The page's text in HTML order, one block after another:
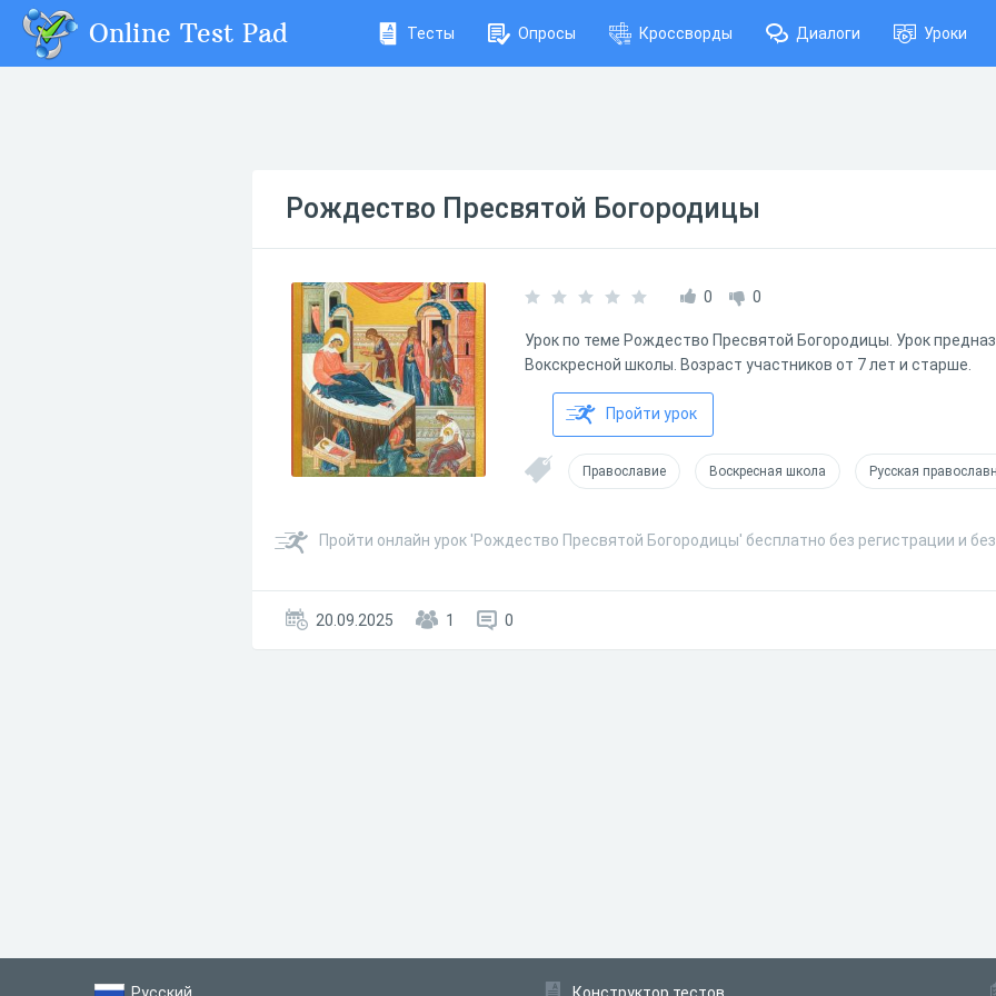
Online Test Pad Тесты Опросы Кроссворды Диалоги Уроки
Рождество Пресвятой Богородицы
0 0
Урок по теме Рождество Пресвятой Богородицы. Урок
Вокскресной школы. Возраст участников от 7 лет и старше.
Пройти урок
Православие Воскресная школа Русская
Пройти онлайн урок 'Рождество Пресвятой Богородицы' бесплатно без регистрации и
20.09.2025 1 0